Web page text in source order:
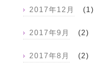
2017年12月 (1)
2017年9月 (2)
2017年8月 (2)